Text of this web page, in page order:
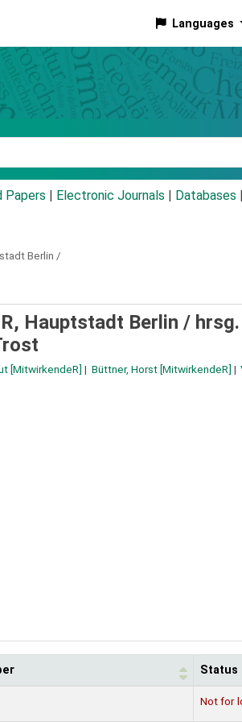
Languages
Papers Electronic Journals Databases
Berlin /
Hauptstadt Berlin /
[MitwirkendeR] Büttner, Horst[MitwirkendeR]
Status
Not for